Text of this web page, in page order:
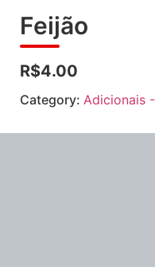
Feijão
R$4.00
Category: Adicionais